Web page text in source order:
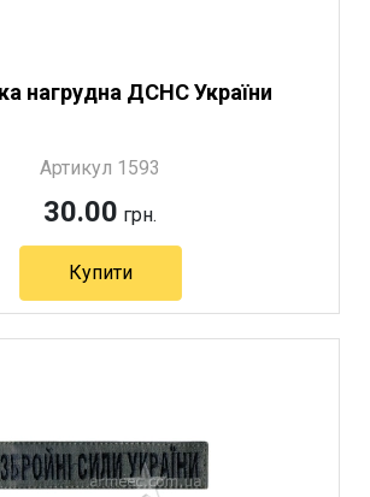
нагрудна ДСНС України
Артикул 1593
30.00 грн.
Купити